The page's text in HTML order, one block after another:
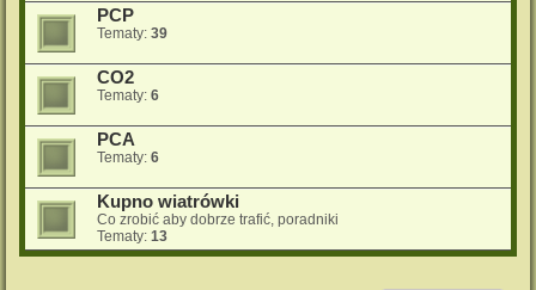
PCP
Tematy: 39
CO2
Tematy: 6
PCA
Tematy: 6
Kupno wiatrówki
Co zrobić aby dobrze trafić, poradniki
Tematy: 13